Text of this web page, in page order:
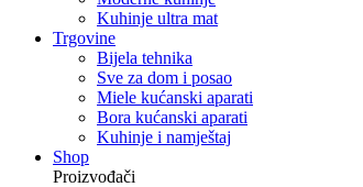
Kuhinje ultra mat
Trgovine
Bijela tehnika
Sve za dom i posao
Miele kućanski aparati
Bora kućanski aparati
Kuhinje i namještaj
Shop
Proizvođači